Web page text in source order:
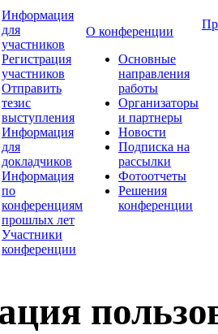
Информация
для
участников
Регистрация
участников
Отправить
тезис
выступления
Информация
для
докладчиков
Информация
по
конференциям
прошлых лет
Участники
конференции
О конференции
Основные
направления
работы
Организаторы
и партнеры
Новости
Подписка на
рассылки
Фотоотчеты
Решения
конференции